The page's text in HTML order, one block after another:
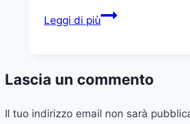
Leggi di piùScoprire
Un
tra
Lascia un commento
Il tuo indirizzo email non sarà